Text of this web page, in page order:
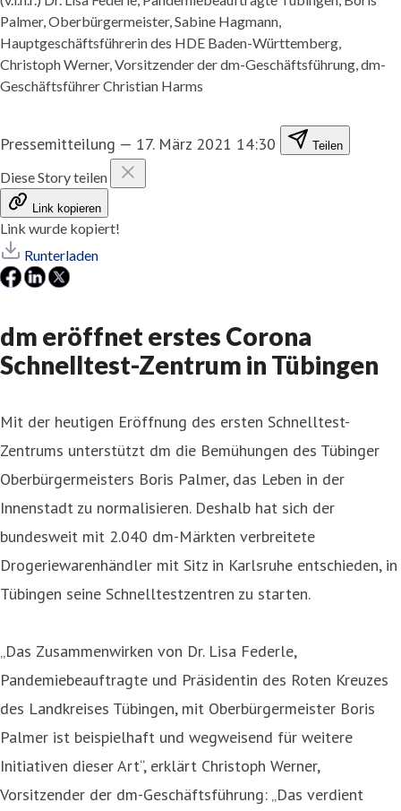
Palmer, Oberbürgermeister, Sabine Hagmann,
Hauptgeschäftsführerin des HDE Baden-Württemberg,
Christoph Werner, Vorsitzender der dm-Geschäftsführung, dm-
Geschäftsführer Christian Harms
Pressemitteilung — 17. März 2021 14:30 Teilen
Diese Story teilen
Link kopieren
Link wurde kopiert!
Runterladen
dm eröffnet erstes Corona
Schnelltest-Zentrum in Tübingen
Mit der heutigen Eröffnung des ersten Schnelltest-
Zentrums unterstützt dm die Bemühungen des Tübinger
Oberbürgermeisters Boris Palmer, das Leben in der
Innenstadt zu normalisieren. Deshalb hat sich der
bundesweit mit 2.040 dm-Märkten verbreitete
Drogeriewarenhändler mit Sitz in Karlsruhe entschieden, in
Tübingen seine Schnelltestzentren zu starten.
„Das Zusammenwirken von Dr. Lisa Federle,
Pandemiebeauftragte und Präsidentin des Roten Kreuzes
des Landkreises Tübingen, mit Oberbürgermeister Boris
Palmer ist beispielhaft und wegweisend für weitere
Initiativen dieser Art“, erklärt Christoph Werner,
Vorsitzender der dm-Geschäftsführung: „Das verdient